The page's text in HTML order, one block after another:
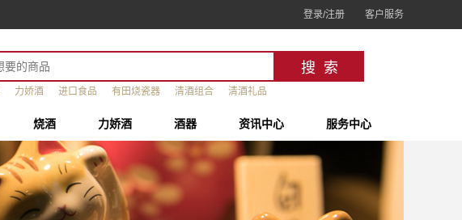
登录/注册 客户服务
力娇酒 进口食品 有田烧瓷器 清酒组合 清酒礼品
烧酒 力娇酒 酒器 资讯中心 服务中心